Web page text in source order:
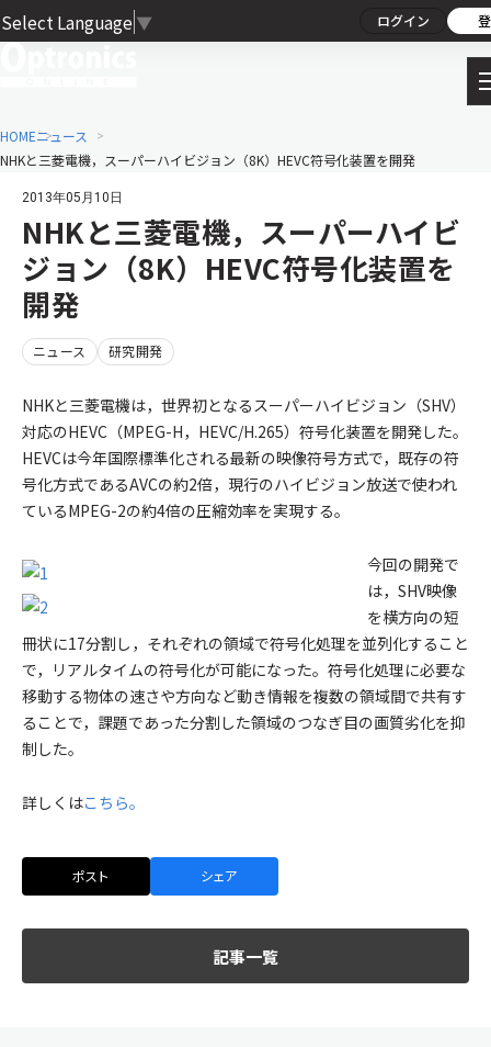
Select Language ▼ ログイン
HOMEニュース
NHKと三菱電機，スーパーハイビジョン（8K）HEVC符号化装置を開発
2013年05月10日
NHKと三菱電機，スーパーハイビ
ジョン（8K）HEVC符号化装置を
開発
ニュース 研究開発
NHKと三菱電機は，世界初となるスーパーハイビジョン（SHV）
対応のHEVC（MPEG-H，HEVC/H.265）符号化装置を開発した。
HEVCは今年国際標準化される最新の映像符号方式で，既存の符
号化方式であるAVCの約2倍，現行のハイビジョン放送で使われ
ているMPEG-2の約4倍の圧縮効率を実現する。
今回の開発で
は，SHV映像
を横方向の短
冊状に17分割し，それぞれの領域で符号化処理を並列化すること
で，リアルタイムの符号化が可能になった。符号化処理に必要な
移動する物体の速さや方向など動き情報を複数の領域間で共有す
ることで，課題であった分割した領域のつなぎ目の画質劣化を抑
制した。
詳しくはこちら。
ポスト シェア
記事一覧